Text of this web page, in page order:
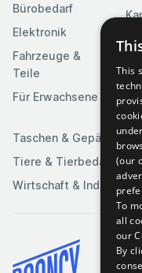
Bürobedarf
Elektronik
Fahrzeuge &
Teile
Für Erwachsene
Taschen & Gepäck
Tiere & Tierbedarf
Wirtschaft & Industrie
This
(our
To
all
our
By